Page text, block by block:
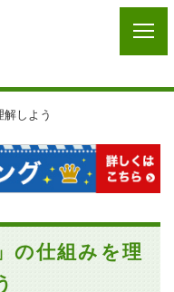
解しよう
の仕組みを理